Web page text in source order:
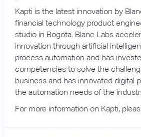
Kapti is the latest innovation by
financial technology product
studio in Bogota. Blanc Labs
innovation through artificial
process automation and has
competencies to solve the
business and has innovated digital
the automation needs of the
For more information on Kapti,